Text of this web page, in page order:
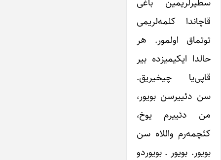
قاچاندا کلمه‌لریمی
توتماق اولمور. هر
حالدا ایکیمیزده بیر
قاپی‌یا چیخیریق.
سن دئییرسن بویور،
من دئییرم یوخ،
کئچمه‌رم واللاه سن
بویور. بویور ـ بویوردو